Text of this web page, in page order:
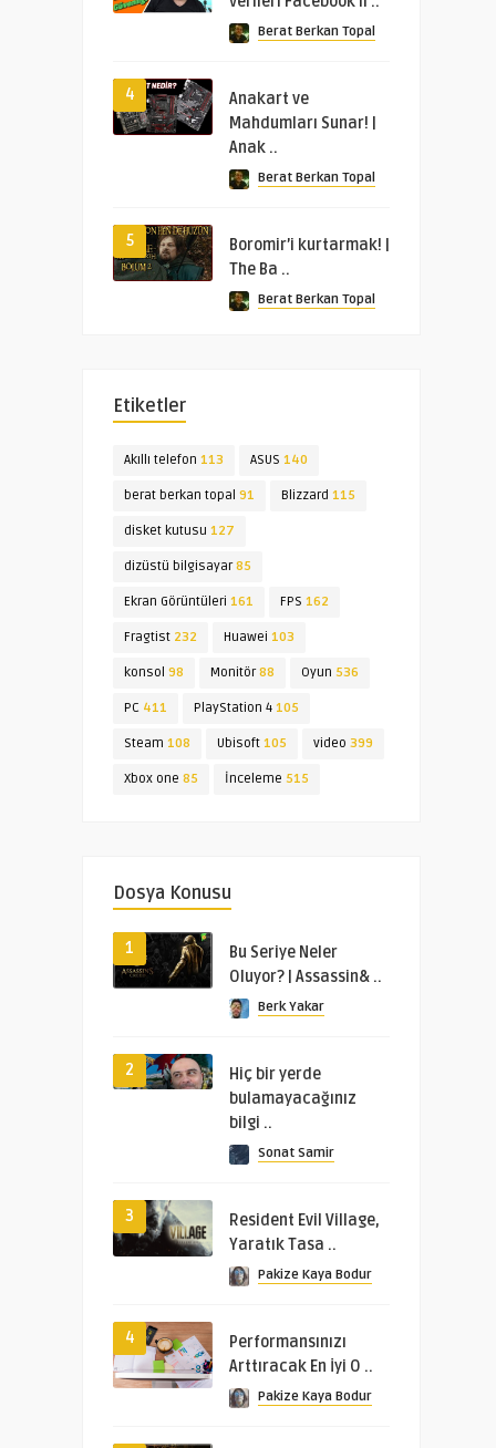
Berat Berkan Topal
4
Anakart ve
Mahdumları Sunar! |
Anak ..
Berat Berkan Topal
5
Boromir’i kurtarmak! |
The Ba ..
Berat Berkan Topal
Etiketler
Akıllı telefon 113 ASUS 140
berat berkan topal 91 Blizzard 115
disket kutusu 127
dizüstü bilgisayar85
Ekran Görüntüleri 161 FPS 162
Fragtist 232 Huawei 103
konsol 98 Monitör88 Oyun 536
PC 411 PlayStation 4 105
Steam 108 Ubisoft 105 video 399
Xbox one 85 İnceleme 515
Dosya Konusu
1
Bu Seriye Neler
Oluyor? | Assassin& ..
Berk Yakar
2
Hiç bir yerde
bulamayacağınız
bilgi ..
Sonat Samir
3
Resident Evil Village,
Yaratık Tasa ..
Pakize Kaya Bodur
4
Performansınızı
Arttıracak En İyi O ..
Pakize Kaya Bodur